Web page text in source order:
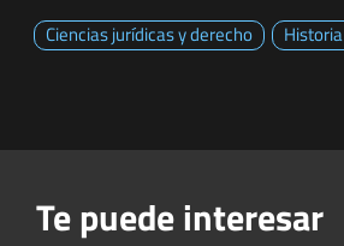
Ciencias jurídicas y derecho
Te puede interesar